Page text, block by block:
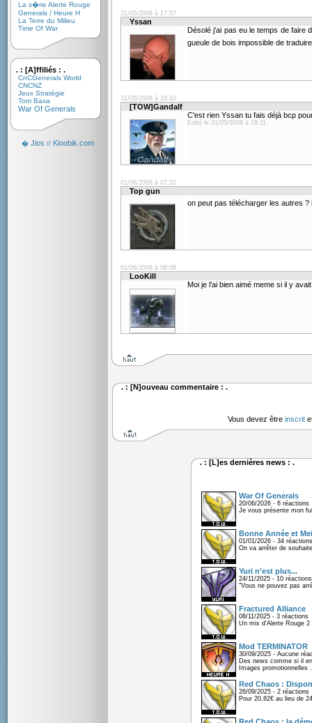
La s�rie Alerte Rouge
Generals / Heure H
La Terre du Milieu
Time Of War
. : [A]ffiliés : .
CnCGenerals World
CNCNZ
Jeux Stratégie
Tom Baxa
War Of Generals
� Jios // Kloobik.com
31/05/2008 à 17:57
Yssan
Désolé j'ai pas eu le temps de faire
gueule de bois impossible de
31/05/2008 à 18:10
[TOW]Gandalf
C'est rien Yssan tu fais déjà bcp
Edité le 31/05/2008 à 18:11
01/06/2008 à 07:32
Top gun
on peut pas télécharger les autres
01/06/2008 à 08:08
LooKill
Moi je l'ai bien aimé meme si il y
. : [N]ouveau commentaire : .
Vous devez être inscrit
. : [L]es dernières news : .
War Of Generals
20/06/2026 - 6 réactions
Je vous présente mon
Bonne Année et
01/01/2026 - 34 réactions
On va arrêter de
Yuri n'est plus...
24/11/2025 - 10 réactions
"Vous ne pouvez pas
Fractured Alliance
08/11/2025 - 3 réactions
Un mix d'Alerte Rouge
Mod TERMINATOR
30/09/2025 - Aucune
Des news comme si il
Images promotionnelles .
Red Chaos :
26/09/2025 - 2 réactions
Pour 20.82€ au lieu de